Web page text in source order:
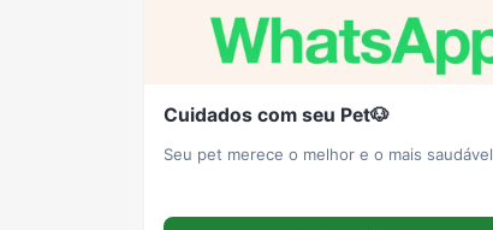
Cuidados com seu Pet🐶
Seu pet merece o melhor e o mais saudável